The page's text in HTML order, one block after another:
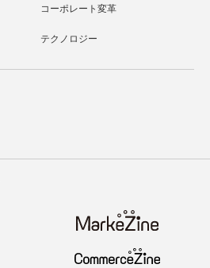
コーポレート変革
テクノロジー